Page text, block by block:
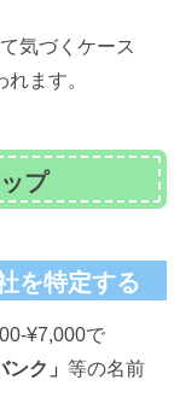
気づくケース
ます。
プ
を特定する
¥7,000で
ク」 等の名前